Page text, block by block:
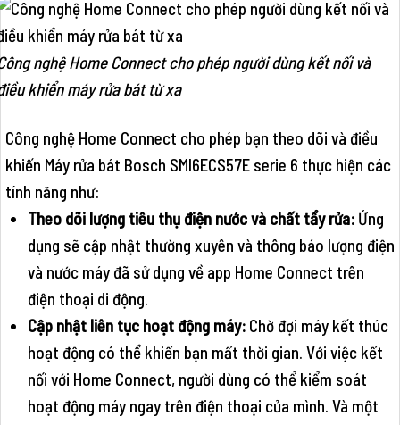
nghệ Home Connect cho phép người dùng kết nối và
khiển máy rửa bát từ xa
Công nghệ Home Connect cho phép bạn theo dõi và điều
khiến Máy rửa bát Bosch SMI6ECS57E serie 6 thực hiện các
tính năng như:
Theo dõi lượng tiêu thụ điện nước và chất tẩy rửa: Ứng
dụng sẽ cập nhật thường xuyên và thông báo lượng điện
và nước máy đã sử dụng về app Home Connect trên
điện thoại di động.
Cập nhật liên tục hoạt động máy:Chờ đợi máy kết thúc
hoạt động có thể khiến bạn mất thời gian. Với việc kết
nối với Home Connect, người dùng có thể kiểm soát
hoạt động máy ngay trên điện thoại của mình. Và một